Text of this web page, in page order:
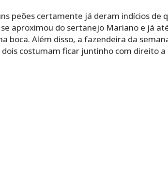
peões certamente já deram indícios de
se aproximou do sertanejo Mariano e já
boca. Além disso, a fazendeira da
costumam ficar juntinho com direito